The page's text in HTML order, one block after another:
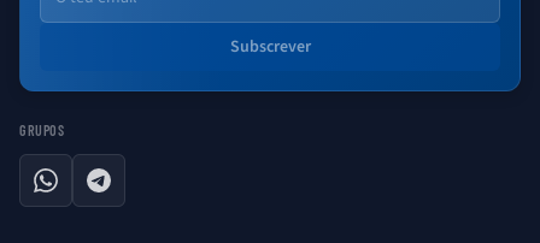
Subscrever
GRUPOS
WhatsAppTelegram